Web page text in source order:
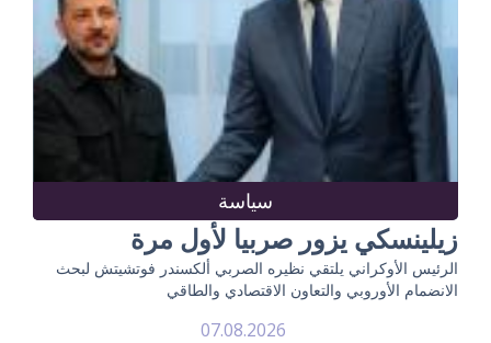
سياسة
زيلينسكي يزور صربيا لأول مرة
الرئيس الأوكراني يلتقي نظيره الصربي ألكسندر فوتشيتش لبحث
الانضمام الأوروبي والتعاون الاقتصادي والطاقي
07.08.2026